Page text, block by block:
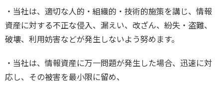
・当社は、適切な人的・組織的・技術的施策を講じ、情報
資産に対する不正な侵入、漏えい、改ざん、紛失・盗難、
破壊、利用妨害などが発生しないよう努めます。
・当社は、情報資産に万一問題が発生した場合、迅速に対
応し、その被害を最小限に留め、